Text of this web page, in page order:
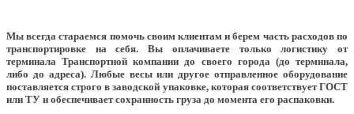
Мы всегда стараемся помочь своим клиентам и берем часть расходов по
транспортировке на себя. Вы оплачиваете только логистику от
терминала Транспортной компании до своего города (до терминала,
либо до адреса). Любые весы или другое отправленное оборудование
поставляется строго в заводской упаковке, которая соответствует ГОСТ
или ТУ и обеспечивает сохранность груза до момента его распаковки.